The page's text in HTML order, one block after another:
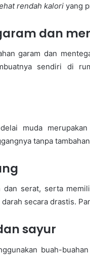
rendah kalori yang
dan
garam dan
sendiri di
muda
tanpa
dan serat, serta
secara drastis.
sayur
buah-